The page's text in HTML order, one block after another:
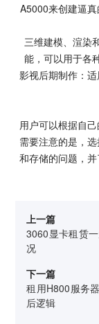
A5000来创建逼
三维建模、渲染
能，可以用于各
影视后期制作：
用户可以根据自
需要注意的是，
和存储的问题，
上一篇
3060显卡租赁
况
下一篇
租用H800服务
后逻辑